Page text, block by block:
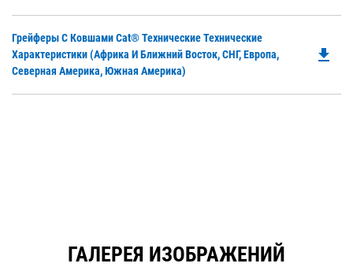
Грейферы С Ковшами Cat® Технические Технические
Характеристики (Африка И Ближний Восток, СНГ, Европа,
Северная Америка, Южная Америка)
file_download
ГАЛЕРЕЯ ИЗОБРАЖЕНИЙ